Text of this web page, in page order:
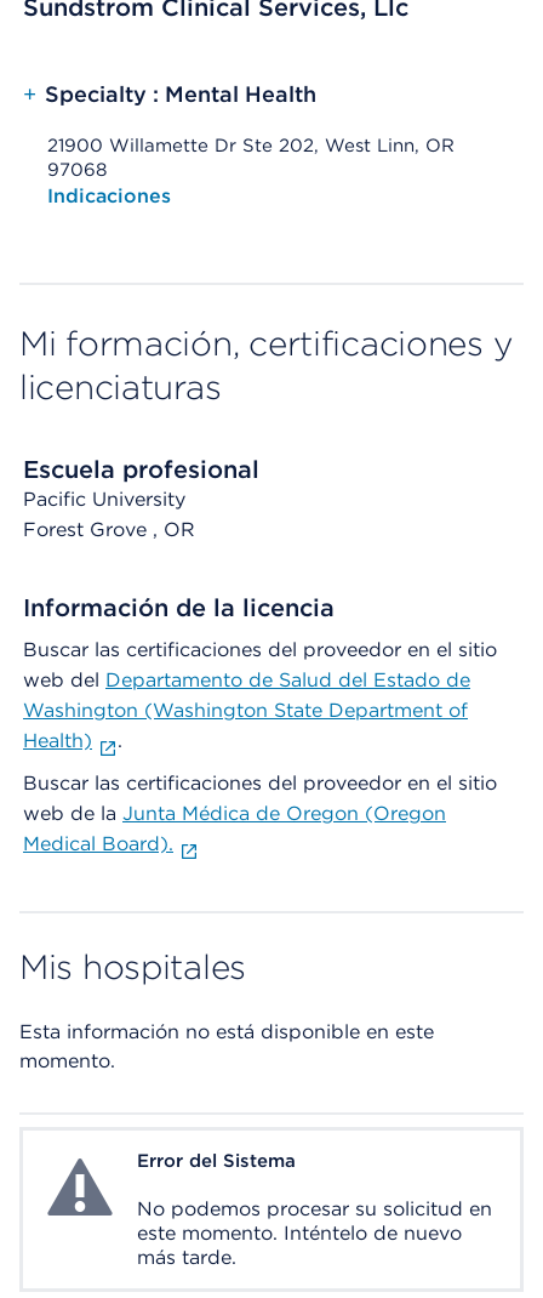
Sundstrom Clinical Services, Llc
+ Specialty : Mental Health
21900 Willamette Dr Ste 202, West Linn, OR
97068
Opens native map application on mobile devices
Indicaciones
Mi formación, certificaciones y
licenciaturas
Escuela profesional
Pacific University
Forest Grove , OR
Información de la licencia
Buscar las certificaciones del proveedor en el sitio
web del Departamento de Salud del Estado de
Washington (Washington State Department of
Health)
.
Buscar las certificaciones del proveedor en el sitio
web de la Junta Médica de Oregon (Oregon
Medical Board).
Mis hospitales
Esta información no está disponible en este
momento.
System ErrorError del Sistema
No podemos procesar su solicitud en
este momento. Inténtelo de nuevo
más tarde.